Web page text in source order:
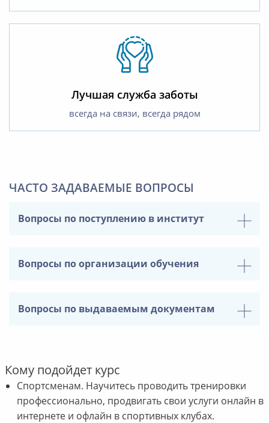
Лучшая служба заботы
всегда на связи, всегда рядом
ЧАСТО ЗАДАВАЕМЫЕ ВОПРОСЫ
Вопросы по поступлению в институт
Вопросы по организации обучения
Вопросы по выдаваемым документам
Кому подойдет курс
Спортсменам. Научитесь проводить тренировки
профессионально, продвигать свои услуги онлайн в
интернете и офлайн в спортивных клубах.